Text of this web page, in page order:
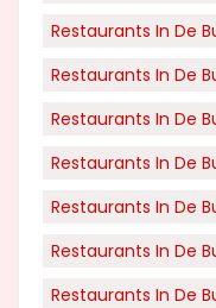
Restaurants In De
Restaurants In De
Restaurants In De
Restaurants In De
Restaurants In De
Restaurants In De
Restaurants In De